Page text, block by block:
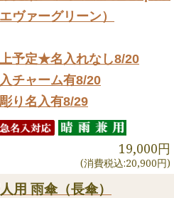
エヴァーグリーン）
予定★名入れなし8/20
チャーム有8/20
り名入有8/29
19,000円
(消費税込:20,900円)
用 雨傘（長傘）